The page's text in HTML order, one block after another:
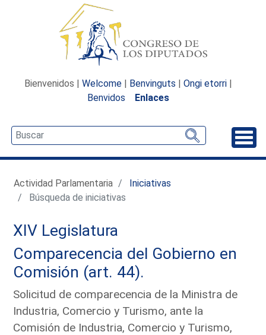
Bienvenidos | Welcome | Benvinguts | Ongi etorri |
Benvidos
Enlaces
Actividad Parlamentaria
Iniciativas
Búsqueda de iniciativas
XIV Legislatura
Comparecencia del Gobierno en
Comisión (art. 44).
Solicitud de comparecencia de la Ministra de
Industria, Comercio y Turismo, ante la
Comisión de Industria, Comercio y Turismo,